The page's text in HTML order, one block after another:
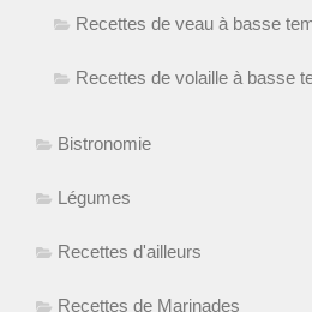
Recettes de veau à basse
Recettes de volaille à basse
Bistronomie
Légumes
Recettes d'ailleurs
Recettes de Marinades